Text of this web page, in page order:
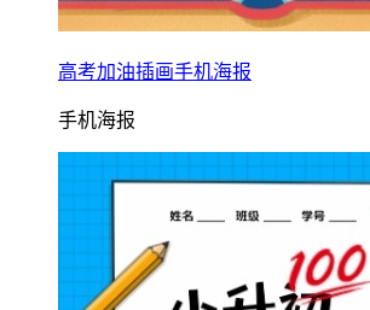
高考加油插画手机海报
手机海报